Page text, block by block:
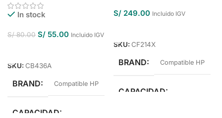
In stock
S/80.00 S/ 55.00 Incluido IGV
SKU: CB436A
BRAND Compatible HP
CAPACIDAD
S/ 249.00 Incluido IGV
SKU: CF214X
BRAND Compatible HP
CAPACIDAD